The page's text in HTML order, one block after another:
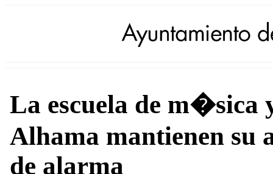
La escuela de
Alhama mantienen su
de alarma